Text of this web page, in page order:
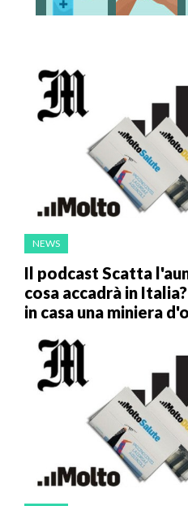
NEWS
Il podcast Scatta
cosa accadrà in
in casa una miniera